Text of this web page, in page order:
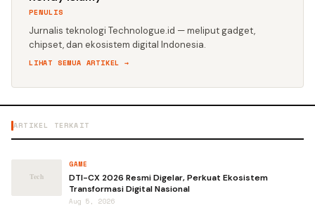
PENULIS
Jurnalis teknologi Technologue.id — meliput gadget,
chipset, dan ekosistem digital Indonesia.
LIHAT SEMUA ARTIKEL →
ARTIKEL TERKAIT
GAME
DTI-CX 2026 Resmi Digelar, Perkuat Ekosistem
Transformasi Digital Nasional
Aug 5, 2026